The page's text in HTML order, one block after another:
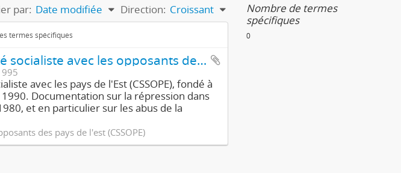
par: Date modifiée Direction: Croissant
termes spécifiques
Fonds du Comité de solidarité socialiste avec les opposants des pays de l'est (CSSOPE)
avec les pays de l'Est (CSSOPE), fondé à
Documentation sur la répression dans
et en particulier sur les abus de la
des pays de l'est (CSSOPE)
Nombre de termes
spécifiques
0